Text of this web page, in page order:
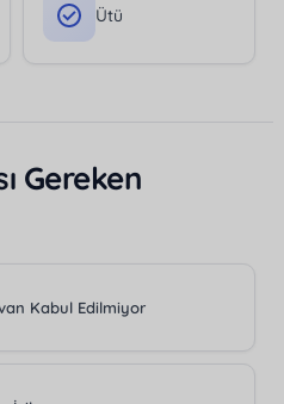
Ütü
Gereken
Kabul Edilmiyor